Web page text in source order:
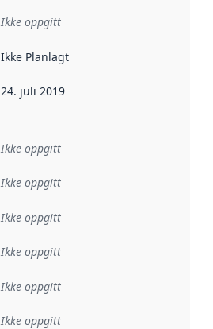
Ikke oppgitt
:
Ikke Planlagt
sier når dataene i dette
24. juli 2019
Ikke oppgitt
Ikke oppgitt
Ikke oppgitt
Ikke oppgitt
Ikke oppgitt
Ikke oppgitt